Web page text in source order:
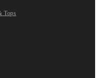
Tops